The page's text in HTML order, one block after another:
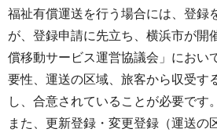
福祉有償運送を行う場合には、登録
が、登録申請に先立ち、横浜市が開
償移動サービス運営協議会」におい
要性、運送の区域、旅客から収受す
し、合意されていることが必要です。
また、更新登録・変更登録（運送の